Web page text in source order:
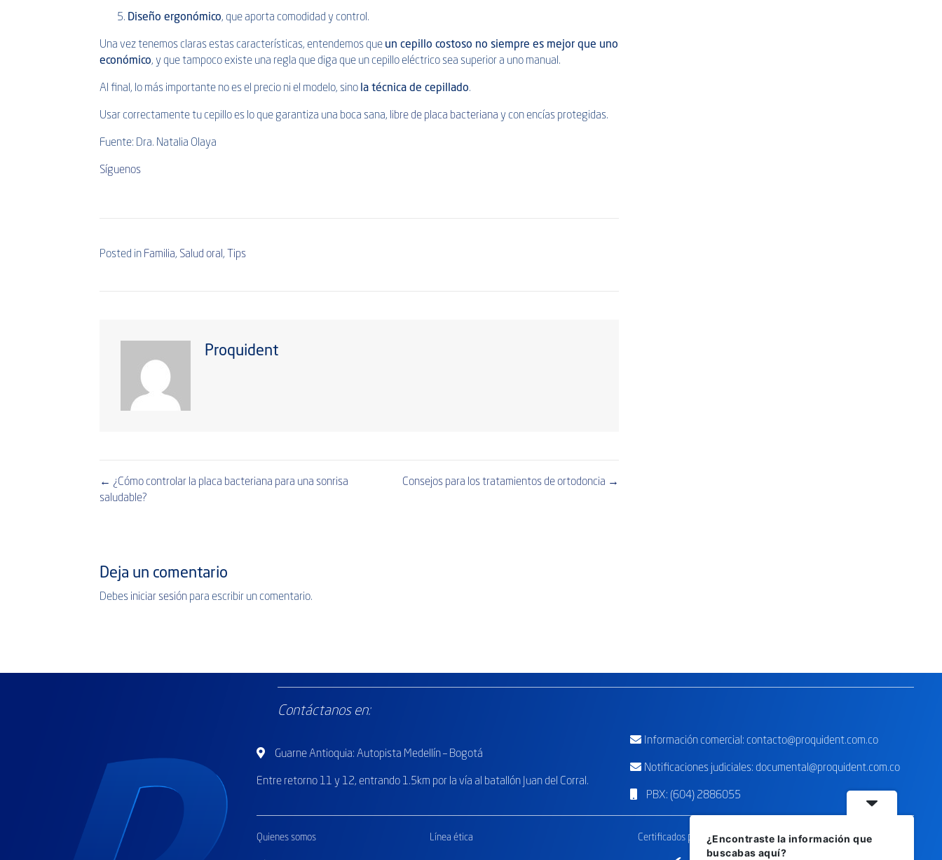
Diseño ergonómico, que aporta comodidad y control.
Una vez tenemos claras estas características, entendemos que un cepillo costoso no siempre es mejor que uno
económico, y que tampoco existe una regla que diga que un cepillo eléctrico sea superior a uno manual.
Al final, lo más importante no es el precio ni el modelo, sino la técnica de cepillado.
Usar correctamente tu cepillo es lo que garantiza una boca sana, libre de placa bacteriana y con encías protegidas.
Fuente: Dra. Natalia Olaya
Síguenos
Posted in Familia, Salud oral , Tips
Proquident
Posts
← ¿Cómo controlar la placa bacteriana para una sonrisa
saludable?
Consejos para los tratamientos de ortodoncia →
Deja un comentario
Debes iniciar sesión para escribir un comentario.
Contáctanos en:
Guarne Antioquia: Autopista Medellín – Bogotá
Entre retorno 11 y 12, entrando 1.5km por la vía al batallón Juan del Corral.
Información comercial:contacto@proquident.com.co
Notificaciones judiciales: documental@proquident.com.co
PBX: (604) 2886055
Quienes somos Línea ética Certificados por el
FacebookInstagramYoutube
¿Encontraste la información que
buscabas aquí?